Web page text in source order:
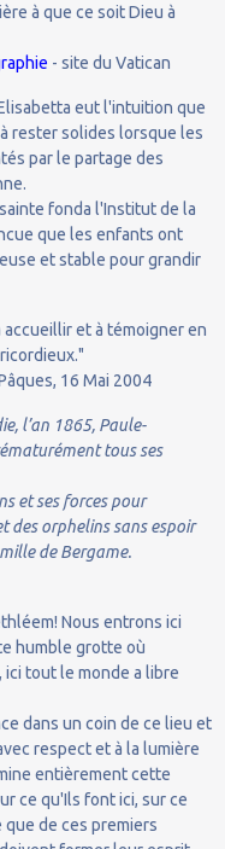
à que ce soit Dieu à
- site du Vatican
eut l'intuition que
rester solides lorsque les
par le partage des
fonda l'Institut de la
que les enfants ont
et stable pour grandir
et à témoigner en
16 Mai 2004
l’an 1865, Paule-
tous ses
et ses forces pour
des orphelins sans espoir
de Bergame.
Nous entrons ici
humble grotte où
ici tout le monde a libre
dans un coin de ce lieu et
respect et à la lumière
entièrement cette
ce qu'Ils font ici, sur ce
que de ces premiers